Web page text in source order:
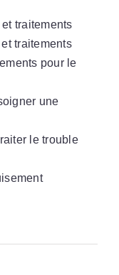
traitements
traitements
pour le
une
le trouble